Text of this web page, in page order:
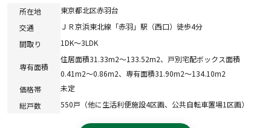
所在地
東京都北区赤羽台
専有面積
住居面積31.33m2～133.52m2、戸別宅配ボックス面積
0.41m2～0.86m2、専有面積31.90m2～134.10m2
交通 ＪＲ京浜東北線「赤羽」駅（西口）徒歩4分
価格帯 未定
間取り 1DK～3LDK
総戸数 550戸（他に生活利便施設4区画、公共自転車置場1区画）